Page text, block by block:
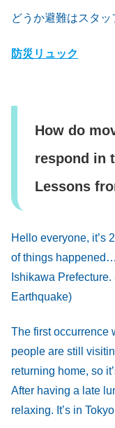
どうか避難はスタッ
防災リュック
How do
respond in
Lessons
Hello everyone, it’s
of things
Ishikawa
Earthquake)
The first
people are still
returning home, so
After having a late
relaxing. It’s in